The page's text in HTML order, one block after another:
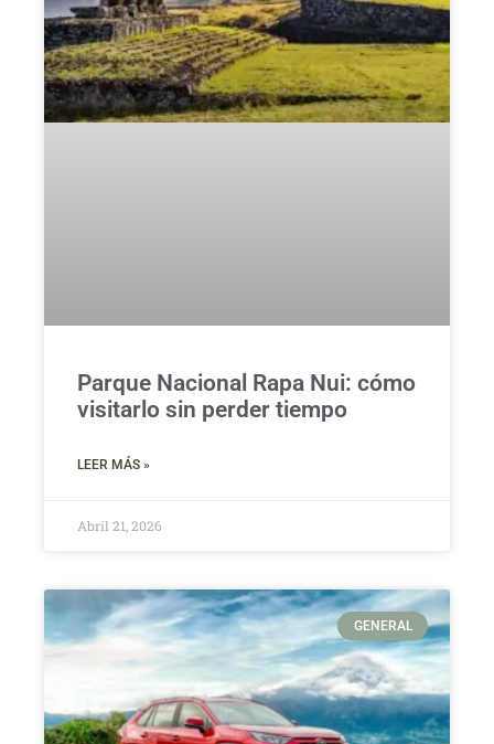
Parque Nacional Rapa Nui: cómo
visitarlo sin perder tiempo
LEER MÁS »
Abril 21, 2026
GENERAL